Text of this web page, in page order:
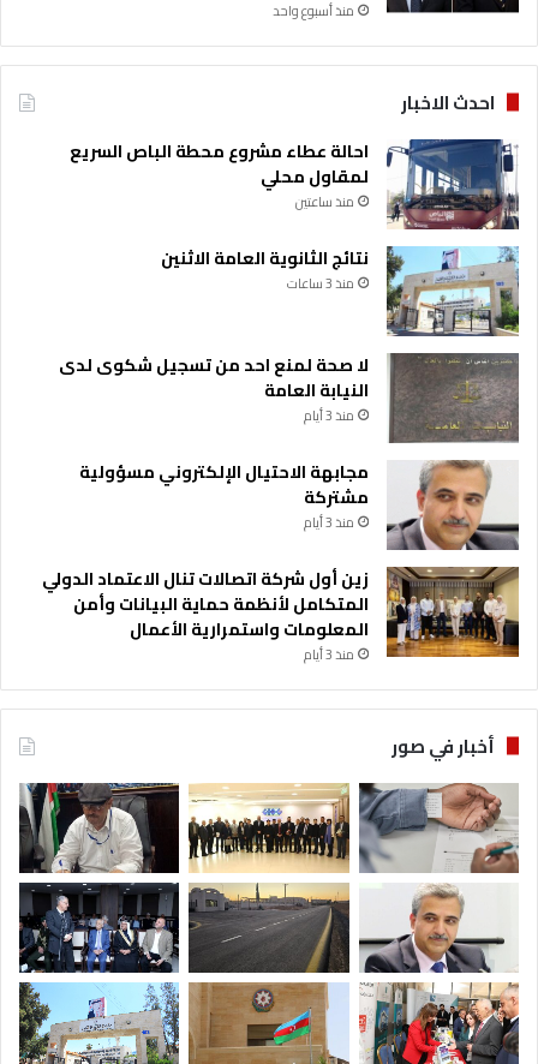
منذ أسبوع واحد
احدث الاخبار
احالة عطاء مشروع محطة الباص السريع
لمقاول محلي
منذ ساعتين
نتائج الثانوية العامة الاثنين
منذ 3 ساعات
لا صحة لمنع احد من تسجيل شكوى لدى
النيابة العامة
منذ 3 أيام
مجابهة الاحتيال الإلكتروني مسؤولية
مشتركة
منذ 3 أيام
زين أول شركة اتصالات تنال الاعتماد الدولي
المتكامل لأنظمة حماية البيانات وأمن
المعلومات واستمرارية الأعمال
منذ 3 أيام
أخبار في صور